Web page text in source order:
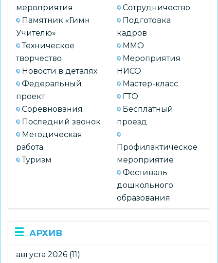
мероприятия
Памятник «Гимн
Учителю»
Техническое
творчество
Новости в деталях
Федеральный
проект
Соревнования
Последний звонок
Методическая
работа
Туризм
Сотрудничество
Подготовка
кадров
ММО
Мероприятия
НИСО
Мастер-класс
ГТО
Бесплатный
проезд
Профилактическое
мероприятие
Фестиваль
дошкольного
образования
АРХИВ
августа 2026 (11)